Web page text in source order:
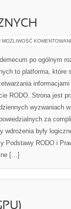
MOŻLIWOŚĆ
po ogólnym
to platforma, które
RODO. Strona jest
wyzwaniach
za
były
Podstawy RODO i
[…]